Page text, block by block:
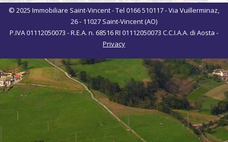
© 2025 Immobiliare Saint-Vincent - Tel 0166 510117 - Via Vuillerminaz,
26 - 11027 Saint-Vincent (AO)
P.IVA 01112050073 - R.E.A. n. 68516 RI 01112050073 C.C.I.A.A. di Aosta -
Privacy